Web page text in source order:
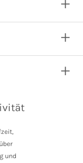
und